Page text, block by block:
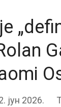
јун 2026.